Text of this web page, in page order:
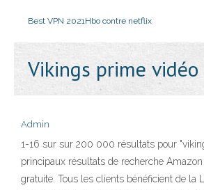
Best VPN 2021Hbo contre netflix
Vikings prime vidéo
Admin
1-16 sur sur 200 000 résultats pour
principaux résultats de recherche
gratuite. Tous les clients bénéficient de la